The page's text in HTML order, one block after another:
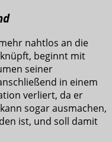
nahtlos an die
beginnt mit
seiner
in einem
verliert, da er
sogar ausmachen,
ist, und soll damit